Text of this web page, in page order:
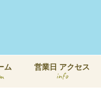
ム 営業日 アクセス
info